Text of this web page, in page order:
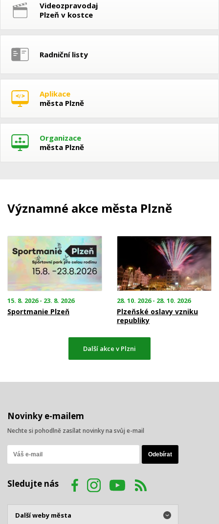
Videozpravodaj
Plzeň v kostce
Radniční listy
Aplikace
města Plzně
Organizace
města Plzně
Významné akce města Plzně
15. 8. 2026 - 23. 8. 2026
Sportmanie Plzeň
28. 10. 2026 - 28. 10. 2026
Plzeňské oslavy vzniku
republiky
Další akce v Plzni
Novinky e-mailem
Nechte si pohodlně zasílat novinky na svůj e-mail
Sledujte nás